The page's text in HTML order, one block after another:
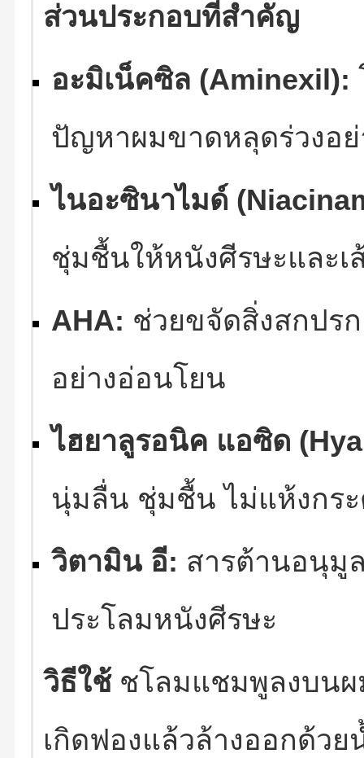
ส่วนประกอบที่สำคัญ
อะมิเน็คซิล (Aminexil):
ปัญหาผมขาดหลุดร่วงอ
ไนอะซินาไมด์
ชุ่มชื้นให้หนังศีรษะและเ
AHA: ช่วยขจัดสิ่งสกปร
อย่างอ่อนโยน
ไฮยาลูรอนิค แอซิด
นุ่มลื่น ชุ่มชื้น ไม่แห้งกระ
วิตามิน อี: สารต้านอนุมู
ประโลมหนังศีรษะ
วิธีใช้ชโลมแชมพูลงบนผ
เกิดฟองแล้วล้างออกด้ว